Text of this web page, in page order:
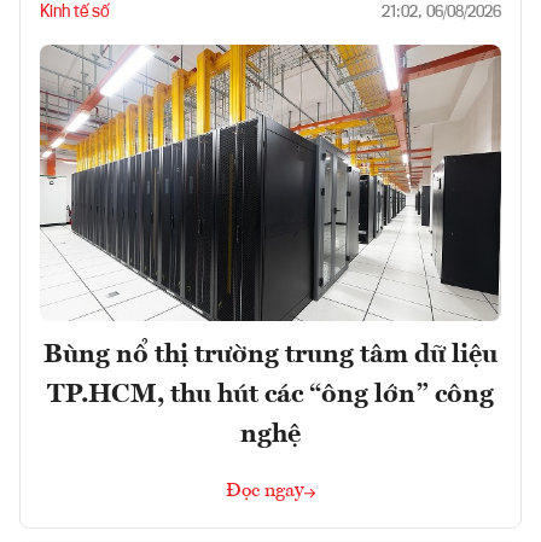
Kinh tế số 21:02, 06/08/2026
Bùng nổ thị trường trung tâm dữ liệu
TP.HCM, thu hút các “ông lớn” công
nghệ
Đọc ngay